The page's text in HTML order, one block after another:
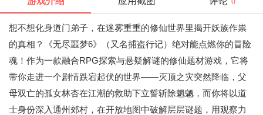
想不想化身道门弟子，在迷雾重重的修仙世界里揭开妖族作祟
的真相？《无尽噩梦6》（又名捕盗行记）绝对能点燃你的冒险
魂！作为一款融合RPG探索与悬疑解谜的修仙题材游戏，它将
带你走进一个剧情跌宕起伏的世界——灭顶之灾突然降临，父
母双亡的孤女林杏在江潮的救助下立誓斩除魍魉，而你将以道
士身份深入通州郊村，在开放地图中破解层层谜题，用观察力